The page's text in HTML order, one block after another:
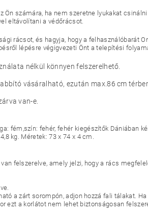
számára, ha nem szeretne lyukakat
eltávolítani a védőrácsot.
rácsot, és hagyja, hogy a felhasználóbarát
lépésre végigvezeti Önt a telepítési
nélkül könnyen felszerelhető.
vásáralható, ezután max.86 cm
van-e.
fém,szín: fehér, fehér kiegészítők Dániában
kg. Méretek: 73 x 74 x 4 cm.
felszerelve, amely jelzi, hogy a rács
a zárt sorompón, adjon hozzá fali tálakat.
ezt a korlátot nem lehet biztonságosan